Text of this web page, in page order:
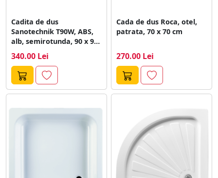
Cadita de dus
Sanotechnik T90W, ABS,
alb, semirotunda, 90 x 90
340.00 Lei
Cada de dus Roca, otel,
patrata, 70 x 70 cm
270.00 Lei